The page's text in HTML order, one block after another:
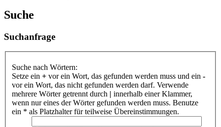
Suche
Suchanfrage
Suche nach Wörtern:
Setze ein + vor ein Wort, das gefunden werden muss und ein -
vor ein Wort, das nicht gefunden werden darf. Verwende
mehrere Wörter getrennt durch | innerhalb einer Klammer,
wenn nur eines der Wörter gefunden werden muss. Benutze
ein * als Platzhalter für teilweise Übereinstimmungen.